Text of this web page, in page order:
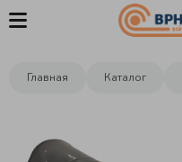
Главная Каталог